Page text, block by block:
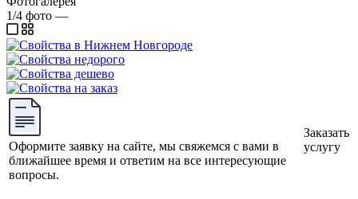
1/4 фото —
Оформите заявку на сайте, мы свяжемся с вами в
ближайшее время и ответим на все интересующие
вопросы.
Заказать
услугу